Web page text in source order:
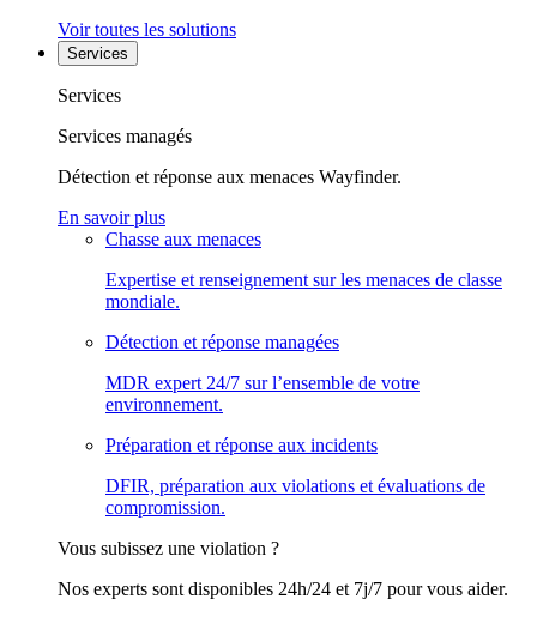
Voir toutes les solutions
Services
Services
Services managés
Détection et réponse aux menaces Wayfinder.
En savoir plus
Chasse aux menaces
Expertise et renseignement sur les menaces de classe
mondiale.
Détection et réponse managées
MDR expert 24/7 sur l’ensemble de votre
environnement.
Préparation et réponse aux incidents
DFIR, préparation aux violations et évaluations de
compromission.
Vous subissez une violation ?
Nos experts sont disponibles 24h/24 et 7j/7 pour vous aider.